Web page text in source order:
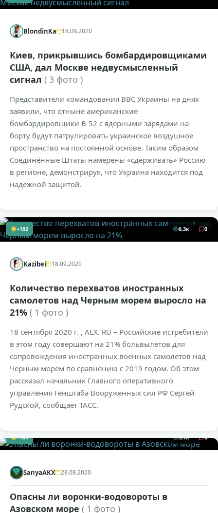
BlondinKa 18.09.2020
Киев, прикрывшись бомбардировщиками
США, дал Москве недвусмысленный
сигнал ( 3 фото )
Представители командования ВВС Украины на днях
заявили, что отныне американские
бомбардировщики B-52 с ядерными зарядами на
борту будут патрулировать украинское воздушное
пространство на постоянной основе. Таким образом
Соединённые Штаты намерены «сдерживать» Россию
в регионе, демонстрируя, что Украина находится под
надёжной защитой.
+182 6,3к 0
Kazibei 18.09.2020
Количество перехватов иностранных
самолетов над Черным морем выросло на
21% ( 1 фото )
18 сентября 2020 г. , AEX. RU – Российские истребители
в этом году совершают на 21% больвылетов для
сопровождения иностранных военных самолетов над
Черным морем по сравнению с 2019 годом. Об этом
рассказал начальник Главного оперативного
управления Генштаба Вооруженных сил РФ Сергей
Рудской, сообщает ТАСС.
+109 5,1к 0
SanyaAKX 28.08.2020
Опасны ли воронки-водовороты в
Азовском море ( 1 фото )